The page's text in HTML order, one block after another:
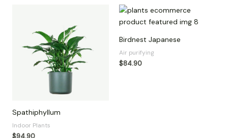
Spathiphyllum
Indoor Plants
$94.90
Birdnest Japanese
Air purifying
$84.90